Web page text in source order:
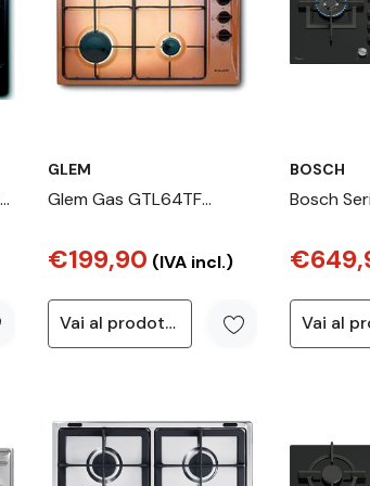
GLEM
Glem Gas GTL64TF
cm 4 Fornello(i)
€199,90 (IVA incl.)
Vai al prodotto
BOSCH
Bosch
cm 5